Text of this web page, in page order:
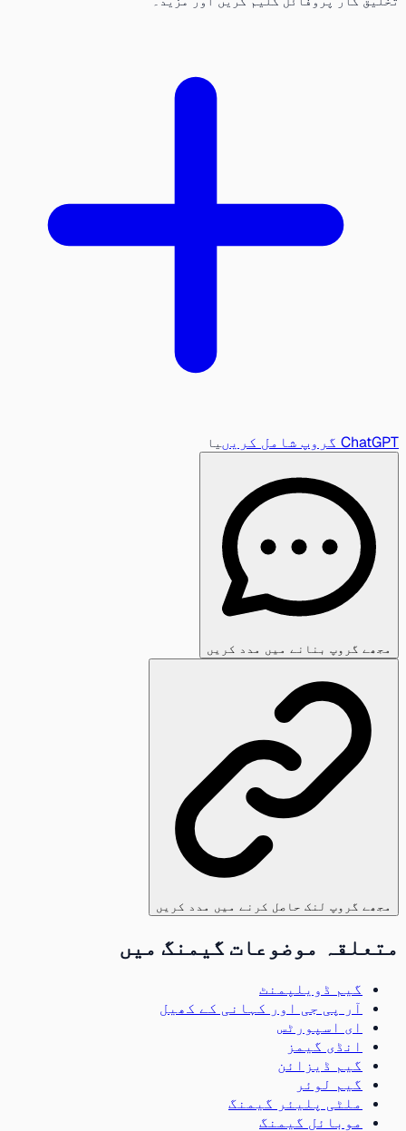
ChatGPT گروپ شامل کریں یا
مجھے گروپ بنانے میں مدد کریں
مجھے گروپ لنک حاصل کرنے میں مدد کریں
متعلقہ موضوعات گیمنگ میں
گیم ڈویلپمنٹ
آر پی جی اور کہانی کے کھیل
ای اسپورٹس
انڈی گیمز
گیم ڈیزائن
گیم لوئر
ملٹی پلیئر گیمنگ
موبائل گیمنگ